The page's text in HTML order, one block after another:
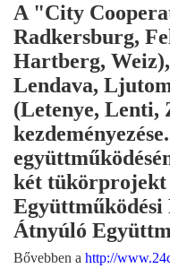
A "City
Radkersburg,
Hartberg,
Lendava,
(Letenye, Lenti,
két tükörprojekt
Együttműködési
Átnyúló
Bővebben a http://